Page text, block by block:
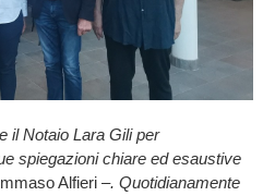
il Notaio Lara Gili per
spiegazioni chiare ed esaustive
Alfieri –. Quotidianamente